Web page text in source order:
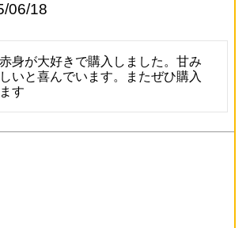
06/18
身が大好きで購入しました。甘み
いと喜んでいます。またぜひ購入
す